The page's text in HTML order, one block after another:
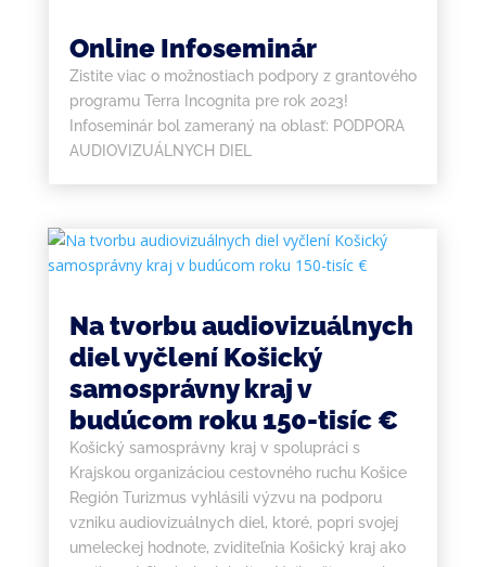
Online Infoseminár
Zistite viac o možnostiach podpory z grantového
programu Terra Incognita pre rok 2023!
Infoseminár bol zameraný na oblasť: PODPORA
AUDIOVIZUÁLNYCH DIEL
Na tvorbu audiovizuálnych
diel vyčlení Košický
samosprávny kraj v
budúcom roku 150-tisíc €
Košický samosprávny kraj v spolupráci s
Krajskou organizáciou cestovného ruchu Košice
Región Turizmus vyhlásili výzvu na podporu
vzniku audiovizuálnych diel, ktoré, popri svojej
umeleckej hodnote, zviditeľnia Košický kraj ako